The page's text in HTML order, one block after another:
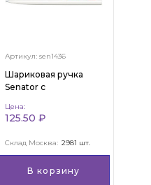
Артикул: sen1436
Шариковая ручка
Senator с
механизмом
"Headliner Polished
Цена:
125.50 ₽
Склад Москва: 2981 шт.
В корзину